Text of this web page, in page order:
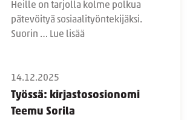
Heille on tarjolla kolme polkua
pätevöityä sosiaalityöntekijäksi.
Suorin … Lue lisää
14.12.2025
Työssä: kirjastososionomi
Teemu Sorila